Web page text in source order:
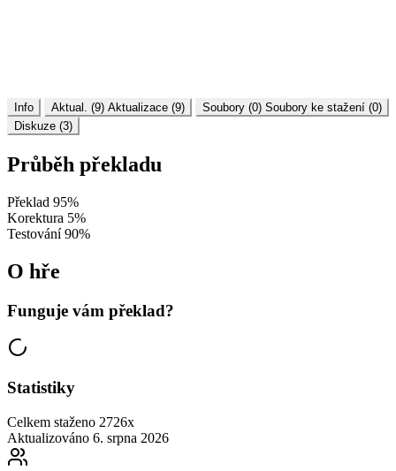
Info Aktual. (9) Aktualizace (9) Soubory (0) Soubory ke stažení (0)
Diskuze (3)
Průběh překladu
Překlad 95%
Korektura 5%
Testování 90%
O hře
Funguje vám překlad?
Statistiky
Celkem staženo 2726x
Aktualizováno 6. srpna 2026